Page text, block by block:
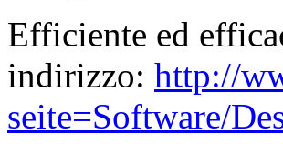
Efficiente ed
indirizzo: http://
seite=Software/